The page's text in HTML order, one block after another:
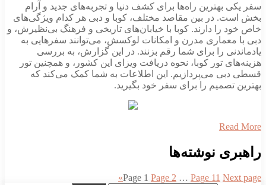
سفر یکی بهترین راه‌ها برای کشف دنیا و تجربه‌های جدید و آرام
بخش است. در بین مقاصد مختلف، کوبا و دبی هر کدام ویژگی‌های
خاص خود را دارند. کوبا با خیابان‌های تاریخی و فرهنگ بی‌نظیرش، و
دبی با معماری مدرن و امکانات لوکسش، می‌توانند سفرهایی به
یادماندنی را برای شما رقم بزنند. در این گزارش، به بررسی
هزینه‌های تور کوبا، نحوه دریافت ویزای این کشور، و همچنین تور
قسطی دبی می‌پردازیم. این اطلاعات به شما کمک می‌کند که
بهترین تصمیم را برای سفر خود بگیرید.
Read More
راهبری نوشته‌ها
Page 1 Page 2 … Page11 Next page
»